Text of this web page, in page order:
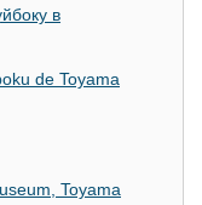
в
de Toyama
Toyama